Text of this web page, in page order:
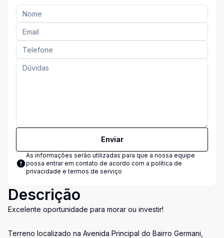
Enviar
As informações serão utilizadas para que a nossa equipe
possa entrar em contato de acordo com a política de
privacidade e termos de serviço
Descrição
Excelente oportunidade para morar ou investir!
Terreno localizado na Avenida Principal do Bairro Germani,